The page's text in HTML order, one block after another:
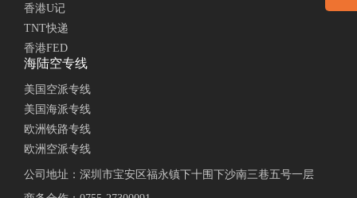
香港U记
TNT快递
香港FED
海陆空专线
美国空派专线
美国海派专线
欧洲铁路专线
欧洲空派专线
公司地址：深圳市宝安区福永镇下十围下沙南三巷五号一层